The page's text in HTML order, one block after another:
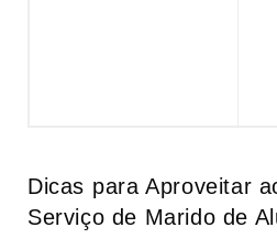
Dicas⁢ para Aproveitar
Serviço‍ de Marido de